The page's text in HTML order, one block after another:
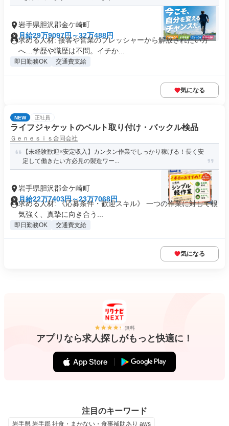
岩手県胆沢郡金ケ崎町
月給29万9097円～32万488円
求める人材: 接客や営業のプレッシャーから解放されたい方
へ…学歴や職歴は不問。イチか...
即日勤務OK 交通費支給
気になる
NEW 正社員
ライフジャケットのベルト取り付け・バックル検品
Ｇｅｎｅｓｉｓ合同会社
【未経験歓迎×安定収入】カンタン作業でしっかり稼げる！長く安
定して働きたい方必見の製造ワー...
岩手県胆沢郡金ケ崎町
月給22万7403円～23万7068円
求める人材: 《応募条件・歓迎スキル》 一つの作業に対して根
気強く、真摯に向き合う...
即日勤務OK 交通費支給
気になる
無料
アプリなら求人探しがもっと快適に！
注目のキーワード
岩手県 岩手郡 社食・まかない・食事補助あり aws